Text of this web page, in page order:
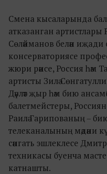
Смена кысаларында
атказанган артистлары
Сөләйманов белән
консерваториясе
жюри рәисе, Россия һәм
артисты Зилә
Дәүләт җыр һәм бию
балетмейстеры,
Раилә Гарипованың –
телеканалының мәдәни
сәнгать эшлеклесе
техникасы буенча
катнашты.